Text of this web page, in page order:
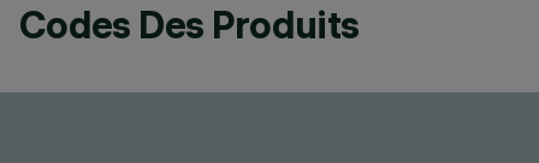
Codes Des Produits